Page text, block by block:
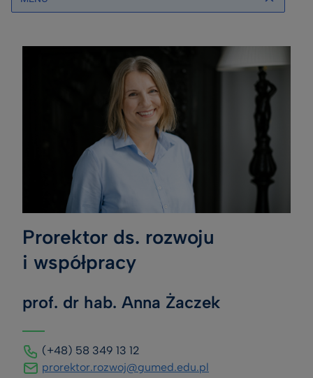
Prorektor ds. rozwoju
i współpracy
prof. dr hab. Anna Żaczek
(+48) 58 349 13 12
prorektor.rozwoj@gumed.edu.pl